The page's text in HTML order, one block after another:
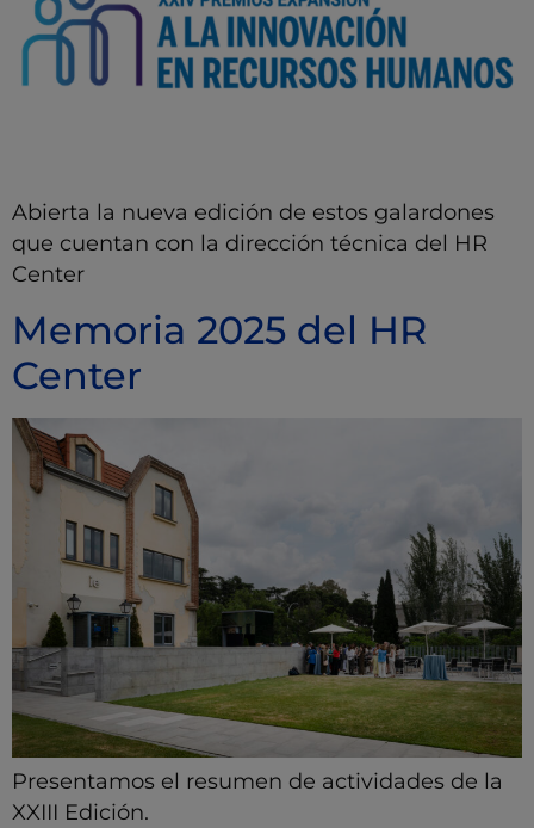
Abierta la nueva edición de estos galardones
que cuentan con la dirección técnica del HR
Center
Memoria 2025 del HR
Center
Presentamos el resumen de actividades de la
XXIII Edición.